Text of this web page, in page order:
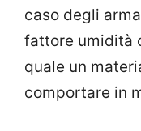
caso degli
fattore umidità
quale un
comportare in